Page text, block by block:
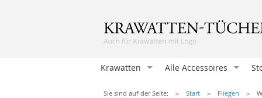
Krawatten
Alle Accessoires
Sie sind auf der Seite: Start Fliegen